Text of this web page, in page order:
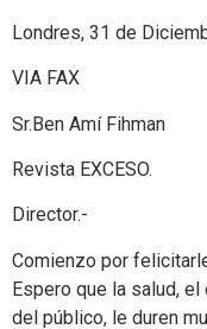
Londres, 31 de
VIA FAX
Sr.Ben Amí Fihman
Revista EXCESO.
Director.-
Comienzo por
Espero que la salud,
del público, le duren